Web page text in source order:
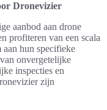
Dronevizier
aanbod aan drone
profiteren van een scala
hun specifieke
onvergetelijke
inspecties en
zijn